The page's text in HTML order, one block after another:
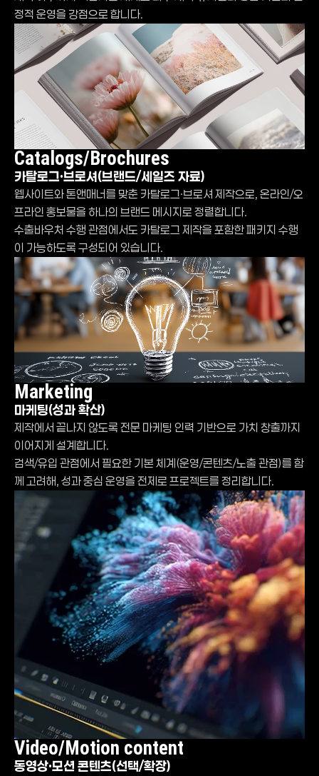
바우처 통합 서비스 제공 - 제작부터 마
정적 운영을 강점으로 합니다.
Catalogs/Brochures
카탈로그·브로셔(브랜드/세일즈 자료)
웹사이트와 톤앤매너를 맞춘 카탈로그·브로셔 제작으로, 온라인/오
프라인 홍보물을 하나의 브랜드 메시지로 정렬합니다.
수출바우처 수행 관점에서도 카탈로그 제작을 포함한 패키지 수행
이 가능하도록 구성되어 있습니다.
Marketing
마케팅(성과 확산)
제작에서 끝나지 않도록 전문 마케팅 인력 기반으로 가치 창출까지
이어지게 설계합니다.
검색/유입 관점에서 필요한 기본 체계(운영/콘텐츠/노출 관점)를 함
께 고려해, 성과 중심 운영을 전제로 프로젝트를 정리합니다.
Video/Motion content
동영상·모션 콘텐츠(선택/확장)